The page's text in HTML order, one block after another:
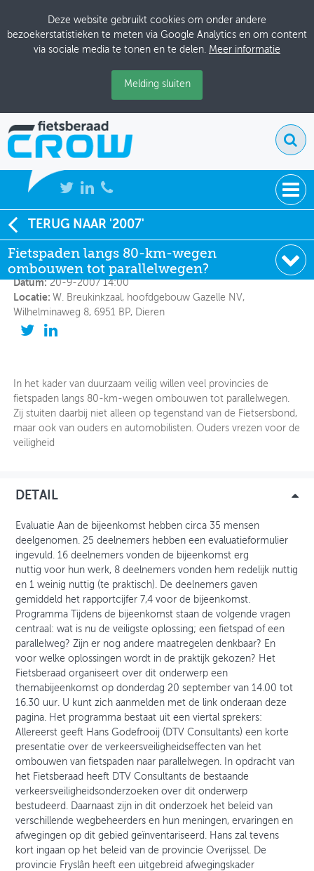
Deze website gebruikt cookies om onder andere
bezoekerstatistieken te meten via Google Analytics en om content
via sociale media te tonen en te delen. Meer informatie
Melding sluiten
NIEUWS
BIJEENKOMSTEN
KENNISBANK
ADRESSENBOEK
MIJN PROFIEL
GEBRUIKER
TERUG NAAR '2007'
Fietspaden langs 80-km-wegen
ombouwen tot parallelwegen?
Fietspaden langs 80-km-wegen ombouwen tot
parallelwegen?
Datum:20-9-2007 14:00
Locatie: W. Breukinkzaal, hoofdgebouw Gazelle NV,
Wilhelminaweg 8, 6951 BP, Dieren
In het kader van duurzaam veilig willen veel provincies de
fietspaden langs 80-km-wegen ombouwen tot parallelwegen.
Zij stuiten daarbij niet alleen op tegenstand van de Fietsersbond,
maar ook van ouders en automobilisten. Ouders vrezen voor de
veiligheid
DETAIL
Evaluatie Aan de bijeenkomst hebben circa 35 mensen
deelgenomen. 25 deelnemers hebben een evaluatieformulier
ingevuld. 16 deelnemers vonden de bijeenkomst erg
nuttig voor hun werk, 8 deelnemers vonden hem redelijk nuttig
en 1 weinig nuttig (te praktisch). De deelnemers gaven
gemiddeld het rapportcijfer 7,4 voor de bijeenkomst.
Programma Tijdens de bijeenkomst staan de volgende vragen
centraal: wat is nu de veiligste oplossing; een fietspad of een
parallelweg? Zijn er nog andere maatregelen denkbaar? En
voor welke oplossingen wordt in de praktijk gekozen? Het
Fietsberaad organiseert over dit onderwerp een
themabijeenkomst op donderdag 20 september van 14.00 tot
16.30 uur. U kunt zich aanmelden met de link onderaan deze
pagina. Het programma bestaat uit een viertal sprekers:
Allereerst geeft Hans Godefrooij (DTV Consultants) een korte
presentatie over de verkeersveiligheidseffecten van het
ombouwen van fietspaden naar parallelwegen. In opdracht van
het Fietsberaad heeft DTV Consultants de bestaande
verkeersveiligheidsonderzoeken over dit onderwerp
bestudeerd. Daarnaast zijn in dit onderzoek het beleid van
verschillende wegbeheerders en hun meningen, ervaringen en
afwegingen op dit gebied geïnventariseerd. Hans zal tevens
kort ingaan op het beleid van de provincie Overijssel. De
provincie Fryslân heeft een uitgebreid afwegingskader